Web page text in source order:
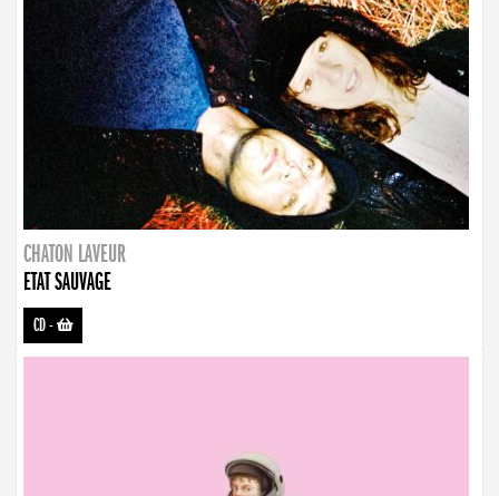
CHATON LAVEUR
ETAT SAUVAGE
CD-